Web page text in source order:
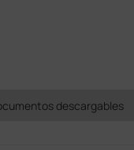
descargables